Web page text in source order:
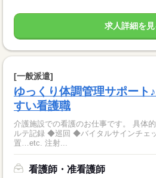
求人詳細を見
[一般派遣]
ゆっくり体調管理サポート
すい看護職
介護施設での看護のお仕事です。 具体的には… ◆内服薬の管理 ◆カ
ルテ記録 ◆巡回 ◆バイタルサインチェ
置…etc. 注射...
看護師・准看護師